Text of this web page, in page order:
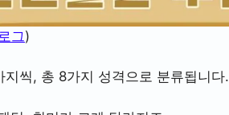
그)
씩, 총 8가지 성격으로 분류됩니다.